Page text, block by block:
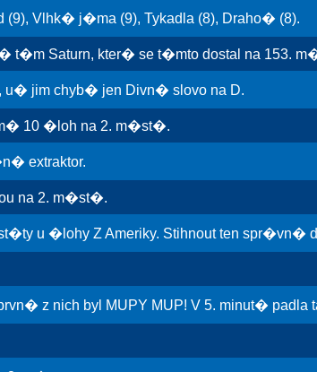
Vlhk� j�ma (9), Tykadla (8), Draho� (8).
t�m Saturn, kter� se t�mto dostal na 153.
jim chyb� jen Divn� slovo na D.
10 �loh na 2. m�st�.
extraktor.
na 2. m�st�.
u �lohy Z Ameriky. Stihnout ten spr�vn�
z nich byl MUPY MUP! V 5. minut� padla